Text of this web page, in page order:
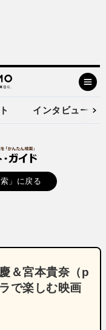
インタビュー
」に戻る
＆宮本貴奈（p
で楽しむ映画